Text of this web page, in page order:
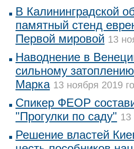
В Калининградской
памятный стенд
Первой мировой 13
Наводнение в
сильному
Марка 13 ноября 2019
Спикер ФЕОР
"Прогулки по саду" 13
Решение властей